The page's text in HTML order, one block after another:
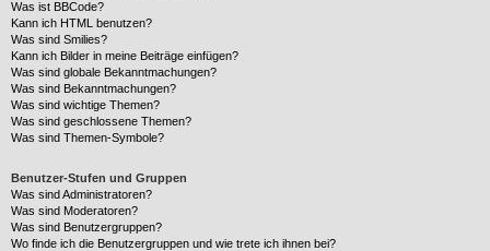
Was ist BBCode?
Kann ich HTML benutzen?
Was sind Smilies?
Kann ich Bilder in meine Beiträge einfügen?
Was sind globale Bekanntmachungen?
Was sind Bekanntmachungen?
Was sind wichtige Themen?
Was sind geschlossene Themen?
Was sind Themen-Symbole?
Benutzer-Stufen und Gruppen
Was sind Administratoren?
Was sind Moderatoren?
Was sind Benutzergruppen?
Wo finde ich die Benutzergruppen und wie trete ich ihnen bei?